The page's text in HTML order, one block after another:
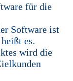
für die
Software ist
es.
wird die